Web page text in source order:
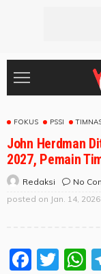
FOKUS PSSI
John Herdman
2027, Pemain
Redaksi
No
posted on Jan. 14,